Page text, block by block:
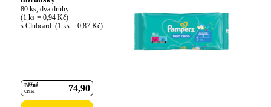
80 ks, dva druhy
(1 ks = 0,94 Kč)
s Clubcard: (1 ks = 0,87 Kč)
Běžná
cena
74 90